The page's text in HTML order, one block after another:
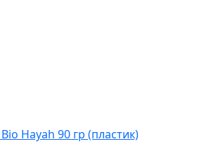
Hayah 90 гр (пластик)